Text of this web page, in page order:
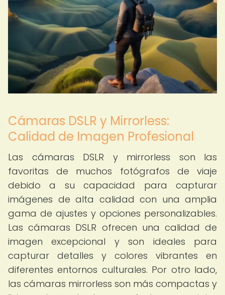
Cámaras DSLR y Mirrorless:
Calidad de Imagen Profesional
Las cámaras DSLR y mirrorless son las
favoritas de muchos fotógrafos de viaje
debido a su capacidad para capturar
imágenes de alta calidad con una amplia
gama de ajustes y opciones personalizables.
Las cámaras DSLR ofrecen una calidad de
imagen excepcional y son ideales para
capturar detalles y colores vibrantes en
diferentes entornos culturales. Por otro lado,
las cámaras mirrorless son más compactas y